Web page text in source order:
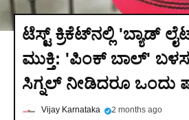
ಟೆಸ್ಟ್ ಕ್ರಿಕೆಟ್‌ನಲ್ಲಿ 'ಬ್ಯಾಡ್
ಮುಕ್ತಿ: 'ಪಿಂಕ್ ಬಾಲ್'
ಸಿಗ್ನಲ್ ನೀಡಿದರೂ ಒಂದು
Vijay Karnataka 2 months ago